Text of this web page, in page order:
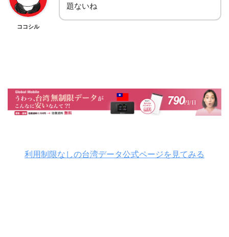
ココシル
題ないね
利用制限なしの台湾データ公式ページを見てみる